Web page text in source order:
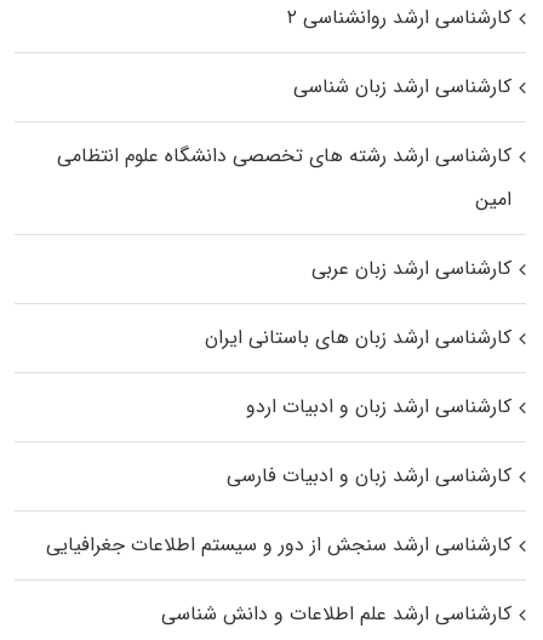
کارشناسی ارشد روانشناسی ۲
کارشناسی ارشد زبان شناسی
کارشناسی ارشد رﺷﺘﻪ ﻫﺎی تخصصی داﻧﺸﮕﺎه ﻋﻠﻮم انتظامی
اﻣﻴﻦ
کارشناسی ارشد زبان عربی
کارشناسی ارشد زبان‌ های باستانی ایران
کارشناسی ارشد زبان و ادبیات اردو
کارشناسی ارشد زبان و ادبیات فارسی
کارشناسی ارشد سنجش از دور و سیستم اطلاعات جغرافیایی
کارشناسی ارشد علم اطلاعات و دانش شناسی